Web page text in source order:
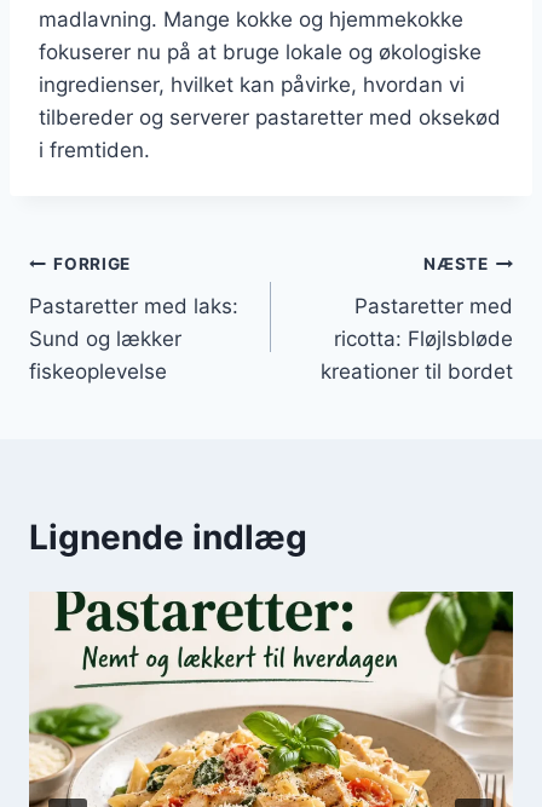
madlavning. Mange kokke og hjemmekokke
fokuserer nu på at bruge lokale og økologiske
ingredienser, hvilket kan påvirke, hvordan vi
tilbereder og serverer pastaretter med oksekød
i fremtiden.
Indlægsnavigation
FORRIGE
Pastaretter med laks:
Sund og lækker
fiskeoplevelse
NÆSTE
Pastaretter med
ricotta: Fløjlsbløde
kreationer til bordet
Lignende indlæg